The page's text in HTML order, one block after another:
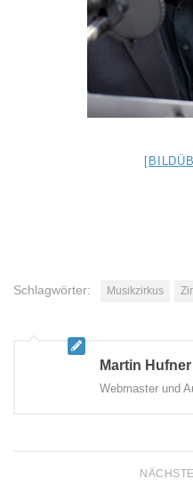
Schlagwörter: Musikzirkus
Martin Hufner
Webmaster und